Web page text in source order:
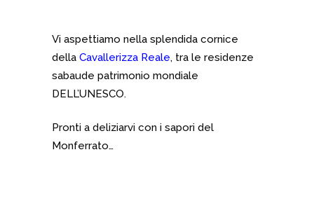
Vi aspettiamo nella splendida cornice
della Cavallerizza Reale, tra le residenze
sabaude patrimonio mondiale
DELL’UNESCO.
Pronti a deliziarvi con i sapori del
Monferrato…